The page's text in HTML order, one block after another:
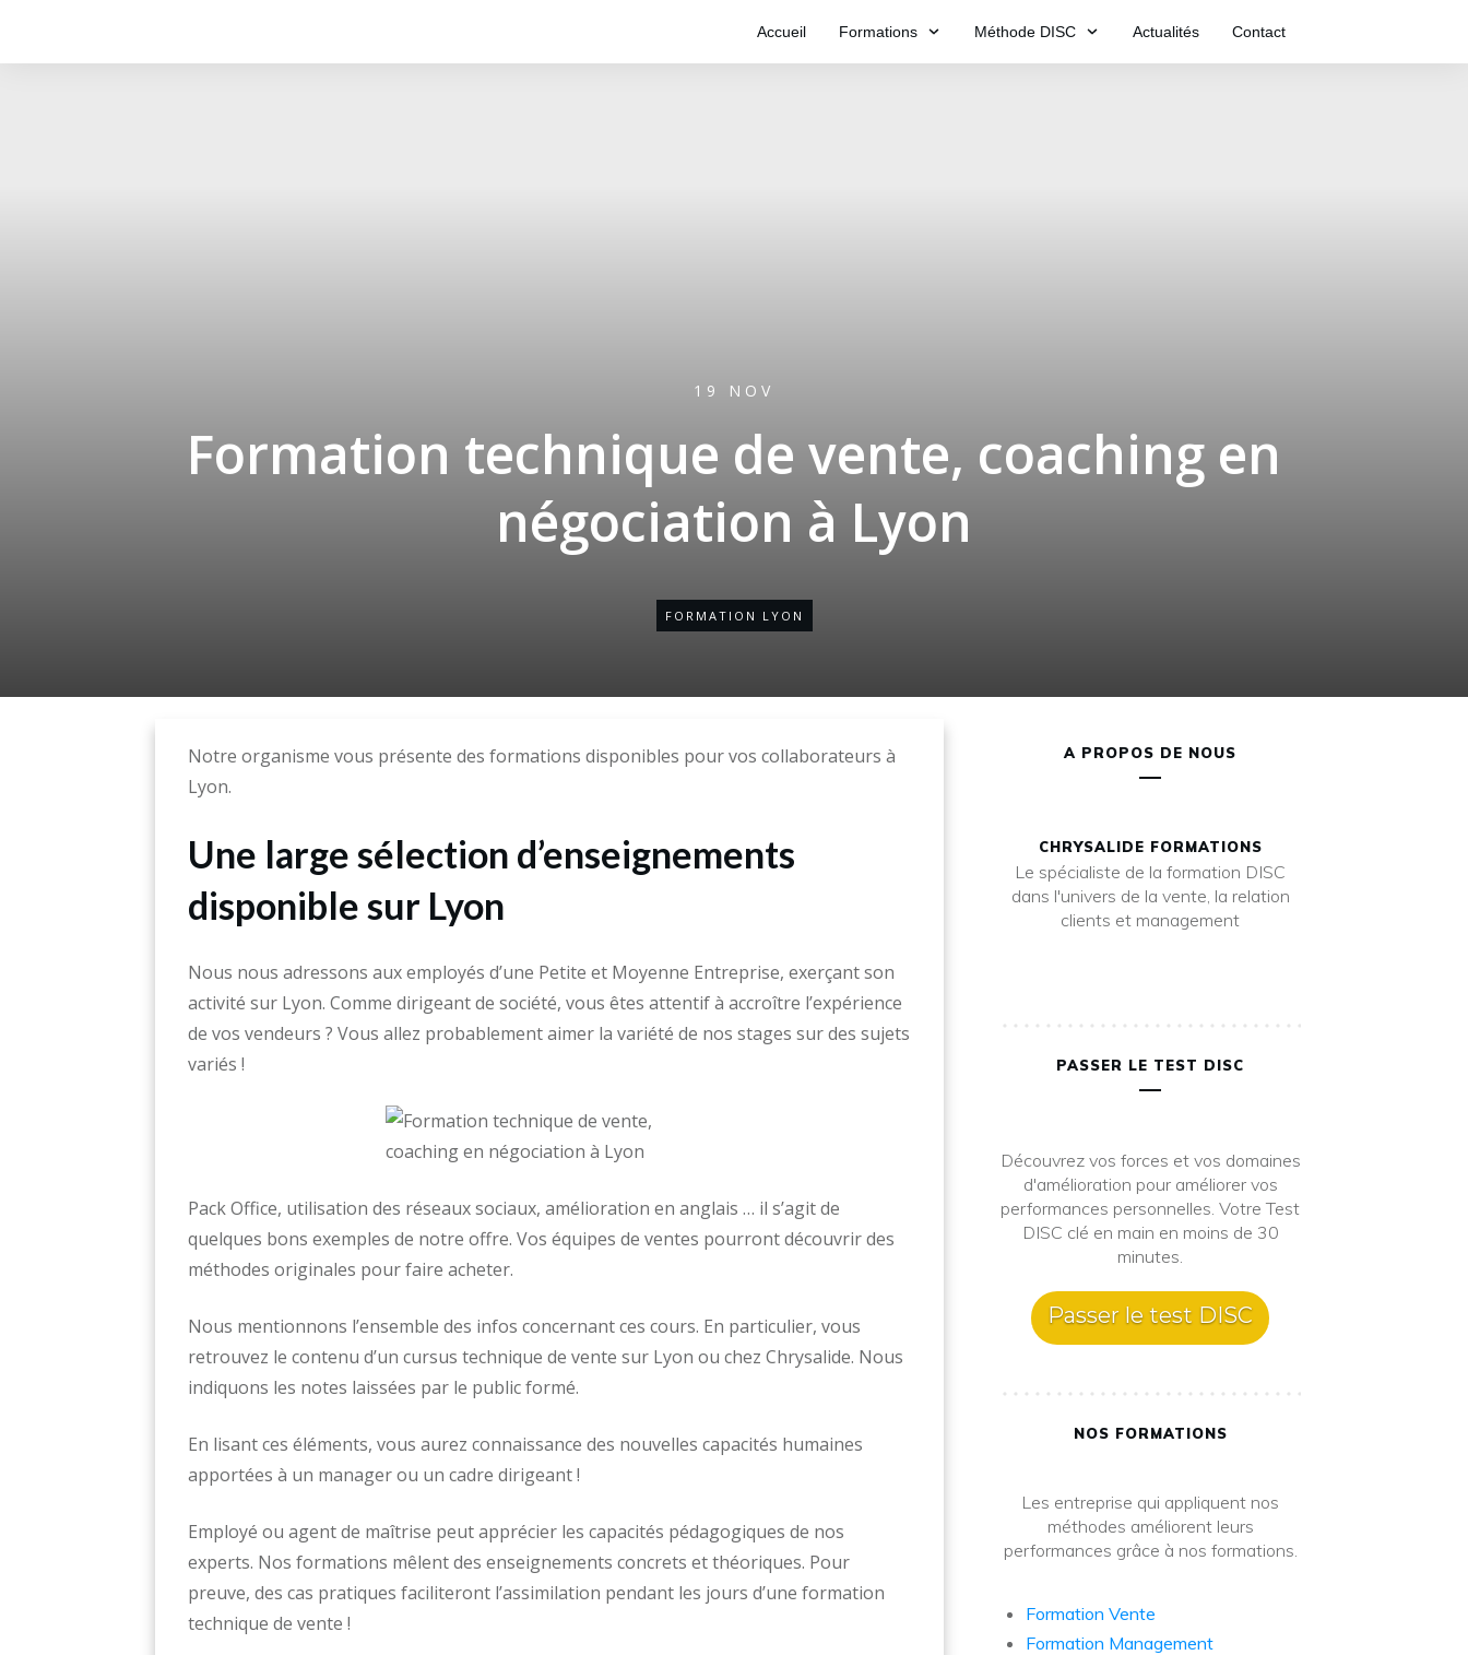
Accueil Formations Méthode DISC Actualités Contact
19 NOV
Formation technique de vente, coaching en
négociation à Lyon
FORMATION LYON
Notre organisme vous présente des formations disponibles pour vos collaborateurs à
Lyon.
Une large sélection d’enseignements
disponible sur Lyon
Nous nous adressons aux employés d’une Petite et Moyenne Entreprise, exerçant son
activité sur Lyon. Comme dirigeant de société, vous êtes attentif à accroître l’expérience
de vos vendeurs ? Vous allez probablement aimer la variété de nos stages sur des sujets
variés !
Pack Office, utilisation des réseaux sociaux, amélioration en anglais … il s’agit de
quelques bons exemples de notre offre. Vos équipes de ventes pourront découvrir des
méthodes originales pour faire acheter.
Nous mentionnons l’ensemble des infos concernant ces cours. En particulier, vous
retrouvez le contenu d’un cursus technique de vente sur Lyon ou chez Chrysalide. Nous
indiquons les notes laissées par le public formé.
En lisant ces éléments, vous aurez connaissance des nouvelles capacités humaines
apportées à un manager ou un cadre dirigeant !
Employé ou agent de maîtrise peut apprécier les capacités pédagogiques de nos
experts. Nos formations mêlent des enseignements concrets et théoriques. Pour
preuve, des cas pratiques faciliteront l’assimilation pendant les jours d’une formation
technique de vente !
A PROPOS DE NOUS
CHRYSALIDE FORMATIONS
Le spécialiste de la formation DISC
dans l'univers de la vente, la relation
clients et management
PASSER LE TEST DISC
Découvrez vos forces et vos domaines
d'amélioration pour améliorer vos
performances personnelles. Votre Test
DISC clé en main en moins de 30
minutes.
Passer le test DISC
NOS FORMATIONS
Les entreprise qui appliquent nos
méthodes améliorent leurs
performances grâce à nos formations.
Formation Vente
Formation Management